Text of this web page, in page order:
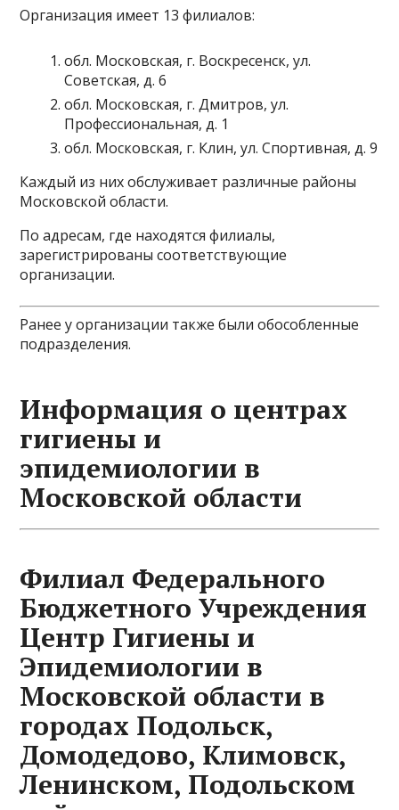
Организация имеет 13 филиалов:
обл. Московская, г. Воскресенск, ул.
Советская, д. 6
обл. Московская, г. Дмитров, ул.
Профессиональная, д. 1
обл. Московская, г. Клин, ул. Спортивная, д. 9
Каждый из них обслуживает различные районы
Московской области.
По адресам, где находятся филиалы,
зарегистрированы соответствующие
организации.
Ранее у организации также были обособленные
подразделения.
Информация о центрах
гигиены и
эпидемиологии в
Московской области
Филиал Федерального
Бюджетного Учреждения
Центр Гигиены и
Эпидемиологии в
Московской области в
городах Подольск,
Домодедово, Климовск,
Ленинском, Подольском